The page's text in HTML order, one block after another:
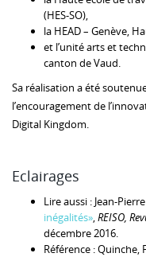
(HES-SO),
la HEAD – Genève,
et l’unité arts et
canton de Vaud.
Sa réalisation a été
l’encouragement de
Digital Kingdom.
Eclairages
Lire aussi : Jean-
inégalités»,REISO,
décembre 2016.
Référence : Quinche,